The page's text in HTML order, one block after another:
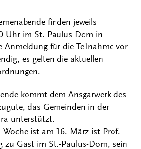
finden jeweils
Uhr im St.-Paulus-Dom in
Anmeldung für die Teilnahme vor
es gelten die aktuellen
kommt dem Ansgarwerk des
das Gemeinden in der
unterstützt.
Woche ist am 16. März ist Prof.
zu Gast im St.-Paulus-Dom, sein